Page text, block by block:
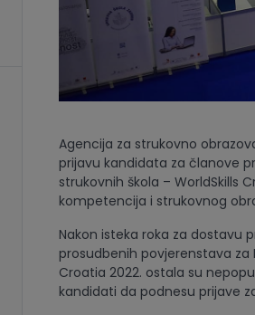
Agencija za strukovno
prijavu kandidata za članove
strukovnih škola – WorldSkills
kompetencija i strukovnog
Nakon isteka roka za dostavu
prosudbenih povjerenstava
Croatia 2022. ostala su
kandidati da podnesu prijave